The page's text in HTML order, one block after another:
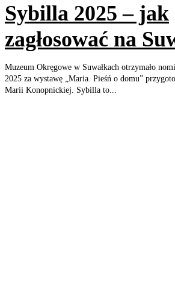
Sybilla 2025 – jak
zagłosować na
Muzeum Okręgowe w Suwałkach otrzymało
2025 za wystawę „Maria. Pieśń o domu”
Marii Konopnickiej. Sybilla to...